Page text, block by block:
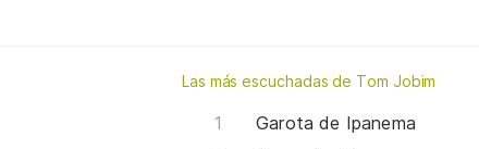
Las más escuchadas de Tom Jobim
Garota de Ipanema